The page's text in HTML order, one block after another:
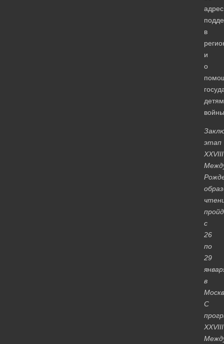
в
и
о
детям
этап
XXVIII
с
26
по
29
в
С
XXVIII